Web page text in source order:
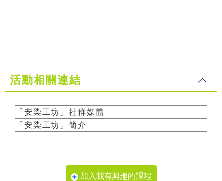
活動相關連結
「安染工坊」社群媒體
「安染工坊」簡介
加入我有興趣的課程